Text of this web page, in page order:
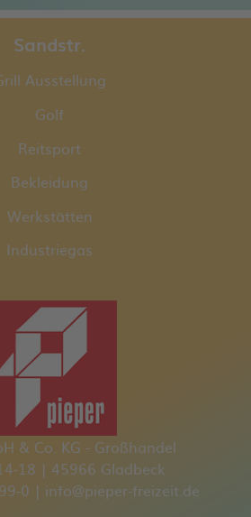
Sandstr.
Ausstellung
Golf
Reitsport
Bekleidung
Werkstätten
Industriegas
& Co. KG - Großhandel
18 | 45966 Gladbeck
0 | info@pieper-freizeit.de